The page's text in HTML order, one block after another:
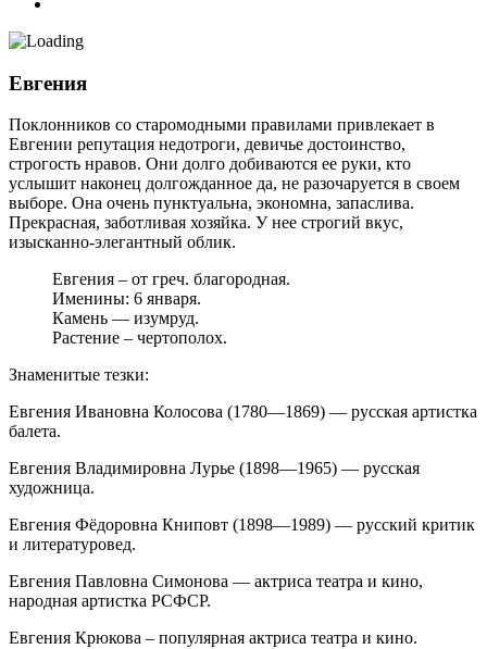
Евгения
Поклонников со старомодными правилами привлекает в
Евгении репутация недотроги, девичье достоинство,
строгость нравов. Они долго добиваются ее руки, кто
услышит наконец долгожданное да, не разочаруется в своем
выборе. Она очень пунктуальна, экономна, запаслива.
Прекрасная, заботливая хозяйка. У нее строгий вкус,
изысканно-элегантный облик.
Евгения – от греч. благородная.
Именины: 6 января.
Камень — изумруд.
Растение – чертополох.
Знаменитые тезки:
Евгения Ивановна Колосова (1780—1869) — русская артистка
балета.
Евгения Владимировна Лурье (1898—1965) — русская
художница.
Евгения Фёдоровна Книповт (1898—1989) — русский критик
и литературовед.
Евгения Павловна Симонова — актриса театра и кино,
народная артистка РСФСР.
Евгения Крюкова – популярная актриса театра и кино.